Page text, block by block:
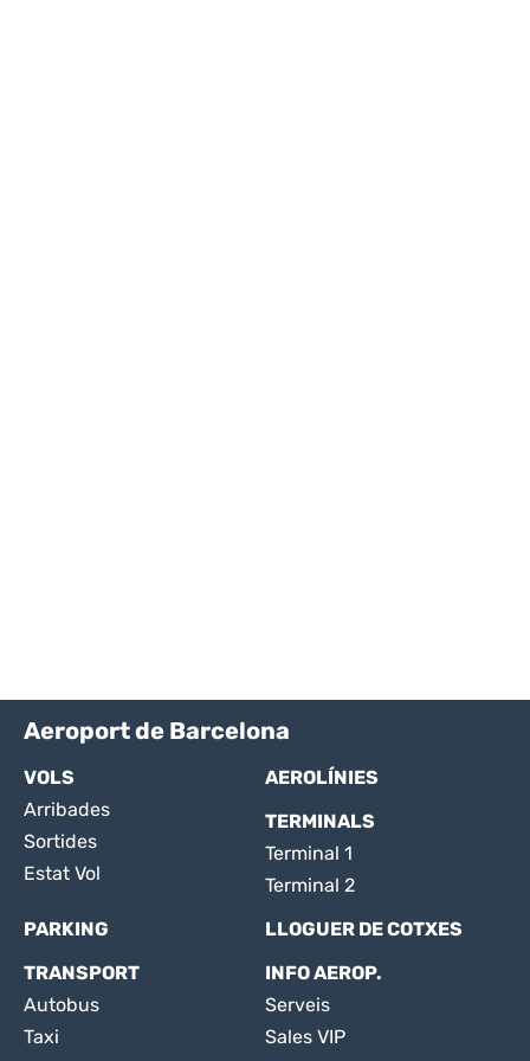
Aeroport de Barcelona
VOLS
Arribades
Sortides
Estat Vol
AEROLÍNIES
TERMINALS
Terminal 1
Terminal 2
PARKING
LLOGUER DE COTXES
TRANSPORT
Autobus
Taxi
INFO AEROP.
Serveis
Sales VIP